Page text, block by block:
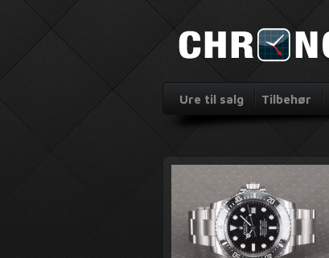
Ure til salg Tilbehør